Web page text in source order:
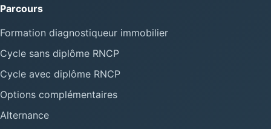
Parcours
Formation diagnostiqueur immobilier
Cycle sans diplôme RNCP
Cycle avec diplôme RNCP
Options complémentaires
Alternance